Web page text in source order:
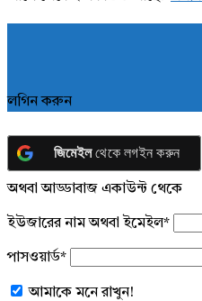
লগিন করুন
জিমেইলথেকে লগইন করুন
অথবা আড্ডাবাজ একাউন্ট থেকে
ইউজারের নাম অথবা ইমেইল*
পাসওয়ার্ড*
আমাকে মনে রাখুন!